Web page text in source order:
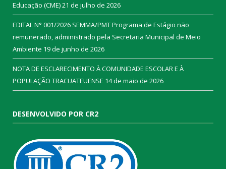
Educação (CME)21 de julho de 2026
EDITAL N° 001/2026 SEMMA/PMT Programa de Estágio não
remunerado, administrado pela Secretaria Municipal de Meio
Ambiente 19 de junho de 2026
NOTA DE ESCLARECIMENTO À COMUNIDADE ESCOLAR E À
POPULAÇÃO TRACUATEUENSE 14 de maio de 2026
DESENVOLVIDO POR CR2